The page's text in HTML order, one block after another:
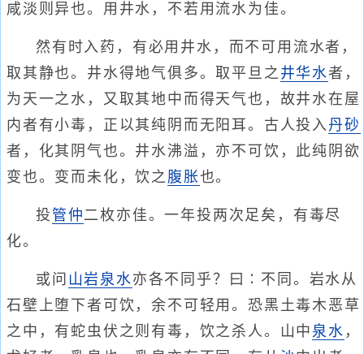
咸淡则异也。用井水，不若用流水为佳。
然有时入药，有必用井水，而不可用流水者，
取其静也。井水得地气俱多。取平旦之井华水者，
为天一之水，又取其地中而得天气也，故井水在屋
内者有小毒，正以其纯阴而无阳耳。古人投入丹砂
者，化其阴气也。井水沸溢，亦不可饮，此纯阴欲
变也。变而未化，饮之腹胀也。
投 管仲二枚亦佳。一年投两次足矣，有毒尽
化。
或问 山岩泉水亦各不同乎？曰∶不同。岩水从
石壁上堕下者可饮，余不可轻用。恐黑土毒木恶草
之中，有蛇虫伏之则有毒，饮之杀人。山中 泉水 ，